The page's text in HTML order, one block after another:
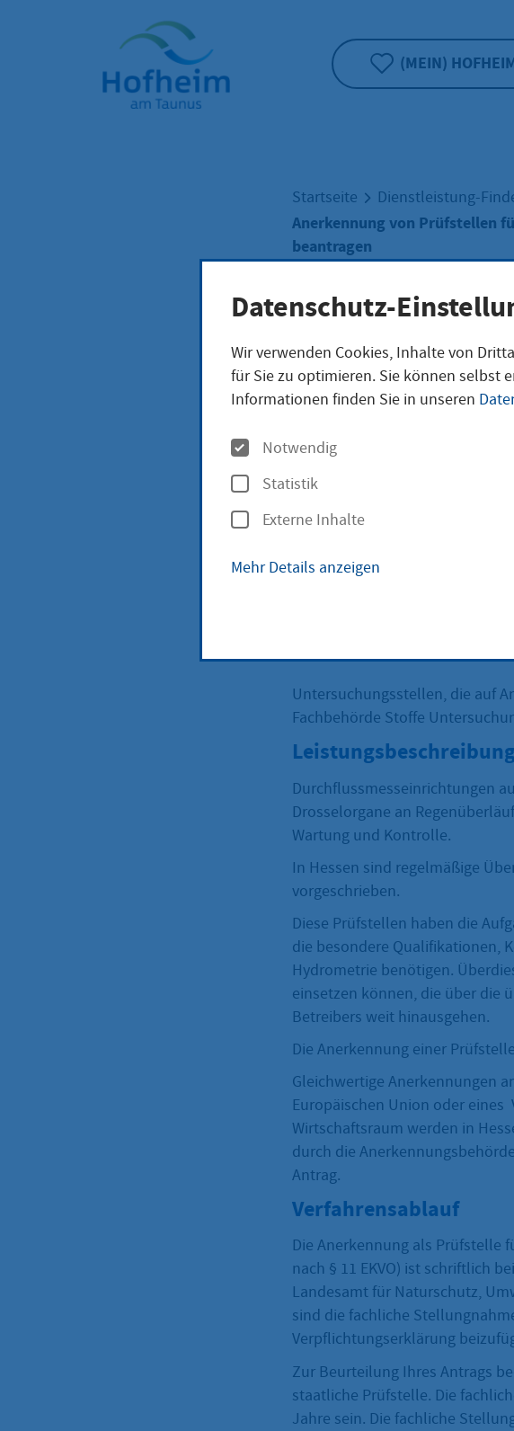
Startseite"
(MEIN)
Startseite Dienstleistung-
Anerkennung von Prüfstellen
beantragen
gen und
Untersuchungsstellen, die auf
Fachbehörde Stoffe
Leistungsbeschreibung
Durchflussmesseinrichtungen
Drosselorgane an
Wartung und Kontrolle.
In Hessen sind regelmäßige
vorgeschrieben.
Diese Prüfstellen haben die
die besondere Qualifikationen,
Hydrometrie benötigen.
einsetzen können, die über die
Betreibers weit hinausgehen.
Die Anerkennung einer
Gleichwertige Anerkennungen
Europäischen Union oder eines
Wirtschaftsraum werden in
durch die
Antrag.
Verfahrensablauf
Die Anerkennung als Prüfstelle
nach § 11 EKVO) ist schriftlich
Landesamt für Naturschutz,
sind die fachliche
Verpflichtungserklärung
Zur Beurteilung Ihres Antrags
staatliche Prüfstelle. Die
Jahre sein. Die fachliche
Datenschutz-
Wir verwenden Cookies, Inhalte von
für Sie zu optimieren. Sie können selbst
Informationen finden Sie in unseren
O
p
t
i
o
n
Notwendig
Statistik
Externe Inhalte
Mehr Details anzeigen